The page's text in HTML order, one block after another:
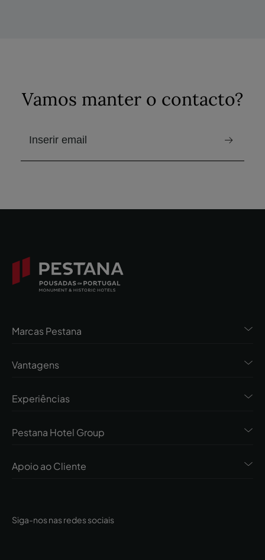
Vamos manter o contacto?
e-mail para receber a newsletter
Siga-nos nas redes sociais
Marcas Pestana
Vantagens
Experiências
Pestana Hotel Group
Apoio ao Cliente